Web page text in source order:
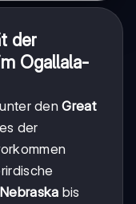
der
Ogallala-
denGreat
der
Nebraska bis